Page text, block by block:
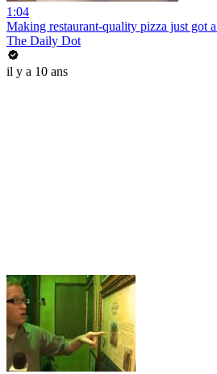
1:04
Making restaurant-quality pizza just got
The Daily Dot
il y a 10 ans